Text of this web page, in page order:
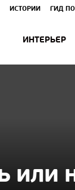
ИСТОРИИ ГИД
ИНТЕРЬЕР
или